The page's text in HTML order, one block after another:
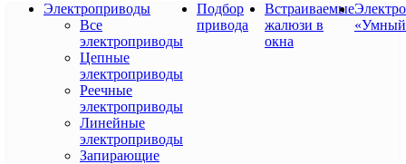
Электроприводы
Все
электроприводы
Цепные
электроприводы
Реечные
электроприводы
Линейные
электроприводы
Запирающие
Подбор
привода
Встраиваемые
жалюзи в
окна